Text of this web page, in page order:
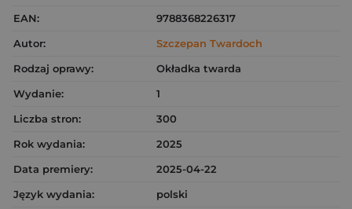
EAN:
9788368226317
Autor:
Szczepan Twardoch
Rodzaj oprawy:
Okładka twarda
Wydanie:
1
Liczba stron:
300
Rok wydania:
2025
Data premiery:
2025-04-22
Język wydania:
polski